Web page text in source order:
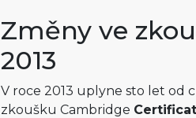
Změny ve
2013
V roce 2013 uplyne sto let od
zkoušku Cambridge